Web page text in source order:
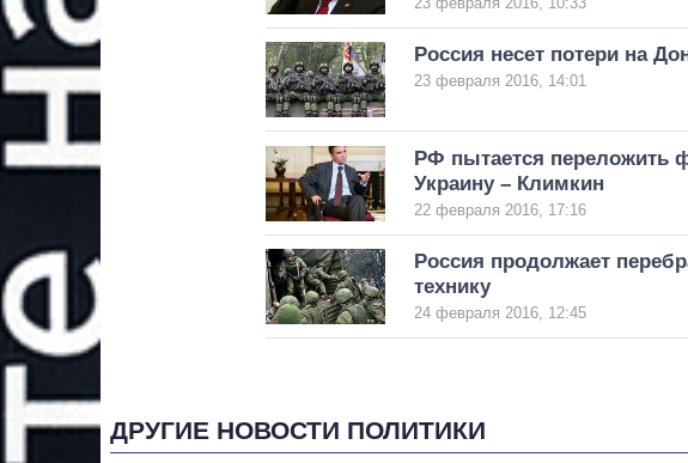
Россия несет потери на
23 февраля 2016, 14:01
РФ пытается переложить
Украину – Климкин
22 февраля 2016, 17:16
Россия продолжает
технику
24 февраля 2016, 12:45
ДРУГИЕ НОВОСТИ ПОЛИТИКИ